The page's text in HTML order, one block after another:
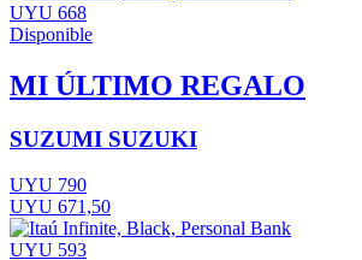
UYU 668
Disponible
MI ÚLTIMO REGALO
SUZUMI SUZUKI
UYU 790
UYU 671,50
UYU 593